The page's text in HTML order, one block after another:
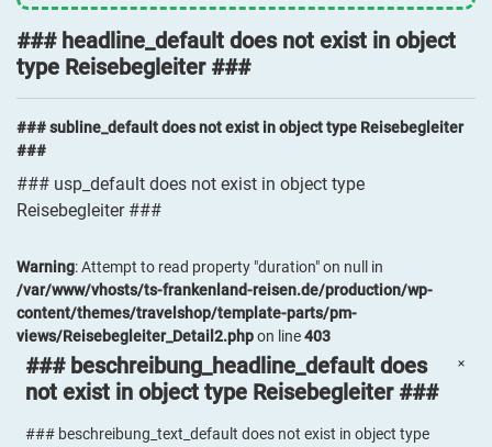
### headline_default does not exist in object
type Reisebegleiter ###
### subline_default does not exist in object type Reisebegleiter
###
### usp_default does not exist in object type
Reisebegleiter ###
Warning: Attempt to read property "duration" on null in
/var/www/vhosts/ts-frankenland-reisen.de/production/wp-
content/themes/travelshop/template-parts/pm-
views/Reisebegleiter_Detail2.phpon line403
### beschreibung_headline_default does
not exist in object type Reisebegleiter ###
### beschreibung_text_default does not exist in object type